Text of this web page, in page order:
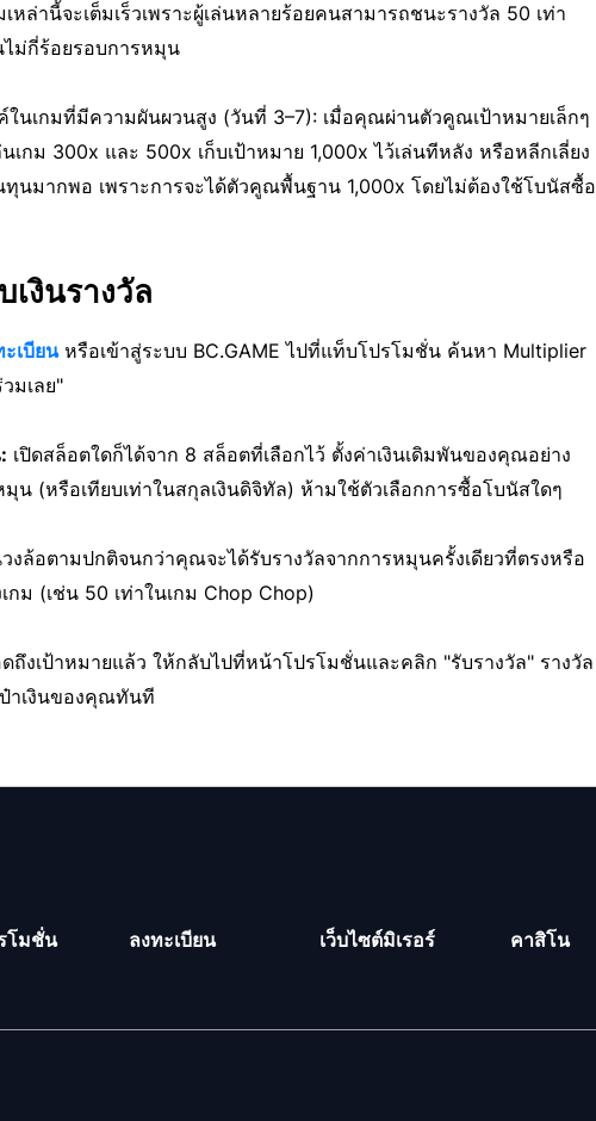
หล่านี้จะเต็มเร็วเพราะผู้เล่นหลายร้อยคนสามารถชนะรางวัล 50 เท่า
ไม่กี่ร้อยรอบการหมุน
ในเกมที่มีความผันผวนสูง (วันที่ 3–7): เมื่อคุณผ่านตัวคูณเป้าหมายเล็กๆ
เกม 300x และ 500x เก็บเป้าหมาย 1,000x ไว้เล่นทีหลัง หรือหลีกเลี่ยง
ทุนมากพอ เพราะการจะได้ตัวคูณพื้นฐาน 1,000x โดยไม่ต้องใช้โบนัสซื้อ
เงินรางวัล
เบียนหรือเข้าสู่ระบบ BC.GAME ไปที่แท็บโปรโมชั่น ค้นหา Multiplier
มเลย"
เปิดสล็อตใดก็ได้จาก 8 สล็อตที่เลือกไว้ ตั้งค่าเงินเดิมพันของคุณอย่าง
น (หรือเทียบเท่าในสกุลเงินดิจิทัล) ห้ามใช้ตัวเลือกการซื้อโบนัสใดๆ
งล้อตามปกติจนกว่าคุณจะได้รับรางวัลจากการหมุนครั้งเดียวที่ตรงหรือ
ม (เช่น 50 เท่าในเกม Chop Chop)
ถึงเป้าหมายแล้ว ให้กลับไปที่หน้าโปรโมชั่นและคลิก "รับรางวัล" รางวัล
าเงินของคุณทันที
โมชั่น ลงทะเบียน เว็บไซต์มิเรอร์ คาสิโน